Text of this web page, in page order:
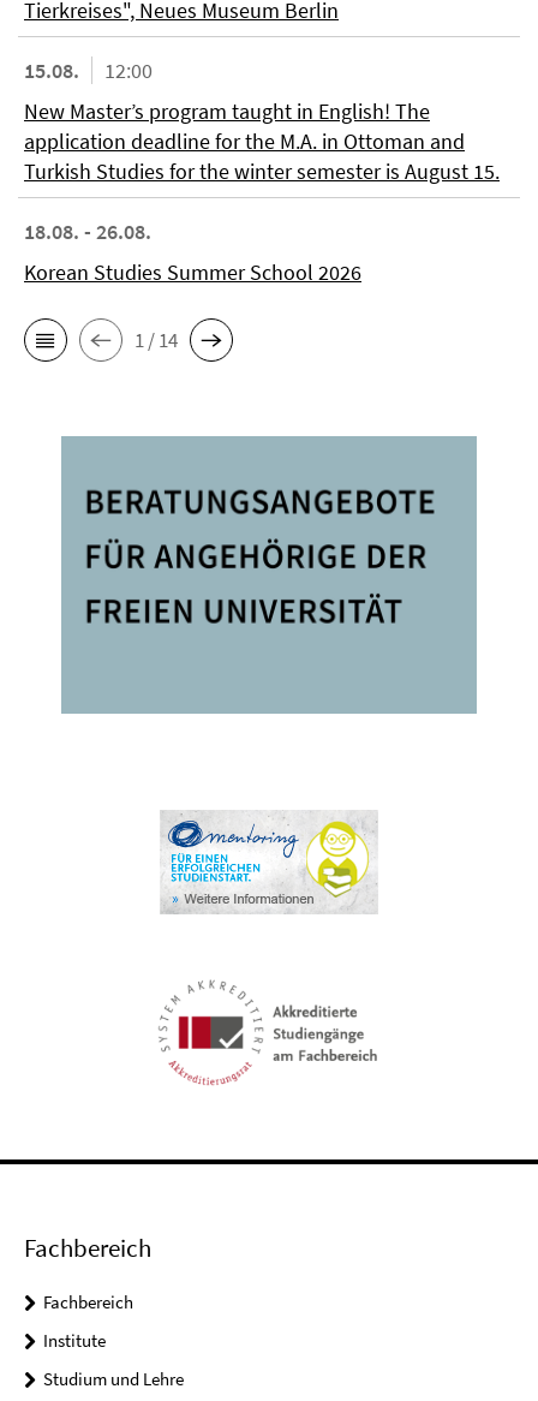
Tierkreises", Neues Museum Berlin
15.08.
12:00
New Master’s program taught in English! The
application deadline for the M.A. in Ottoman and
Turkish Studies for the winter semester is August 15.
18.08. - 26.08.
Korean Studies Summer School 2026
1 / 14
Fachbereich
Fachbereich
Institute
Studium und Lehre